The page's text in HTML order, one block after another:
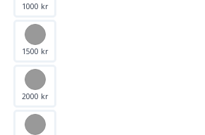
1000 kr
1500 kr
2000 kr